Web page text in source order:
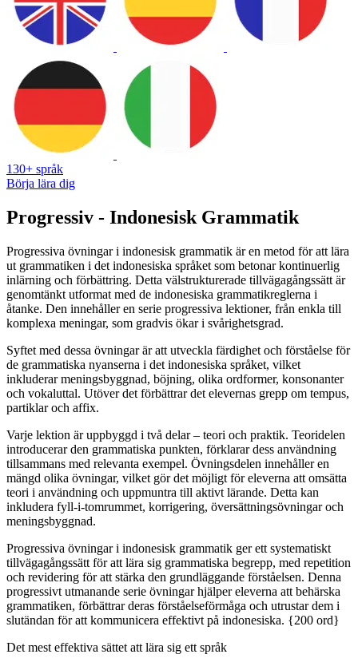
130+ språk
Börja lära dig
Progressiv - Indonesisk Grammatik
Progressiva övningar i indonesisk grammatik är en metod för att lära
ut grammatiken i det indonesiska språket som betonar kontinuerlig
inlärning och förbättring. Detta välstrukturerade tillvägagångssätt är
genomtänkt utformat med de indonesiska grammatikreglerna i
åtanke. Den innehåller en serie progressiva lektioner, från enkla till
komplexa meningar, som gradvis ökar i svårighetsgrad.
Syftet med dessa övningar är att utveckla färdighet och förståelse för
de grammatiska nyanserna i det indonesiska språket, vilket
inkluderar meningsbyggnad, böjning, olika ordformer, konsonanter
och vokaluttal. Utöver det förbättrar det elevernas grepp om tempus,
partiklar och affix.
Varje lektion är uppbyggd i två delar – teori och praktik. Teoridelen
introducerar den grammatiska punkten, förklarar dess användning
tillsammans med relevanta exempel. Övningsdelen innehåller en
mängd olika övningar, vilket gör det möjligt för eleverna att omsätta
teori i användning och uppmuntra till aktivt lärande. Detta kan
inkludera fyll-i-tomrummet, korrigering, översättningsövningar och
meningsbyggnad.
Progressiva övningar i indonesisk grammatik ger ett systematiskt
tillvägagångssätt för att lära sig grammatiska begrepp, med repetition
och revidering för att stärka den grundläggande förståelsen. Denna
progressivt utmanande serie övningar hjälper eleverna att behärska
grammatiken, förbättrar deras förståelseförmåga och utrustar dem i
slutändan för att kommunicera effektivt på indonesiska. {200 ord}
Det mest effektiva sättet att lära sig ett språk